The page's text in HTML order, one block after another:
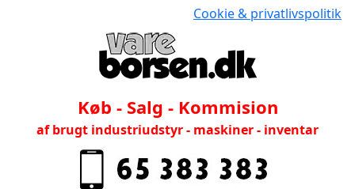
Cookie & privatlivspolitik
Køb - Salg - Kommision
af brugt industriudstyr - maskiner - inventar